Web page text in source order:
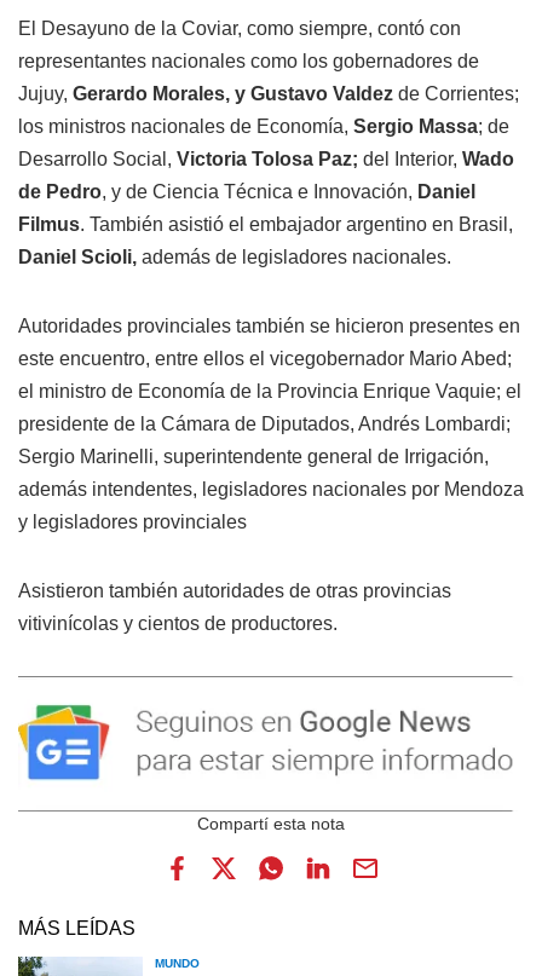
El Desayuno de la Coviar, como siempre, contó con
representantes nacionales como los gobernadores de
Jujuy, Gerardo Morales, y Gustavo Valdez de Corrientes;
los ministros nacionales de Economía, Sergio Massa; de
Desarrollo Social, Victoria Tolosa Paz; del Interior, Wado
de Pedro, y de Ciencia Técnica e Innovación, Daniel
Filmus. También asistió el embajador argentino en Brasil,
Daniel Scioli, además de legisladores nacionales.
Autoridades provinciales también se hicieron presentes en
este encuentro, entre ellos el vicegobernador Mario Abed;
el ministro de Economía de la Provincia Enrique Vaquie; el
presidente de la Cámara de Diputados, Andrés Lombardi;
Sergio Marinelli, superintendente general de Irrigación,
además intendentes, legisladores nacionales por Mendoza
y legisladores provinciales
Asistieron también autoridades de otras provincias
vitivinícolas y cientos de productores.
MÁS LEÍDAS
MUNDO